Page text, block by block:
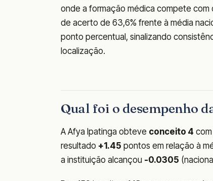
onde a formação médica compete com
de acerto de 63,6% frente à média
ponto percentual, sinalizando
localização.
Qual foi o desempenho
A Afya Ipatinga obteve conceito 4
resultado +1.45 pontos em relação à
a instituição alcançou -0.0305